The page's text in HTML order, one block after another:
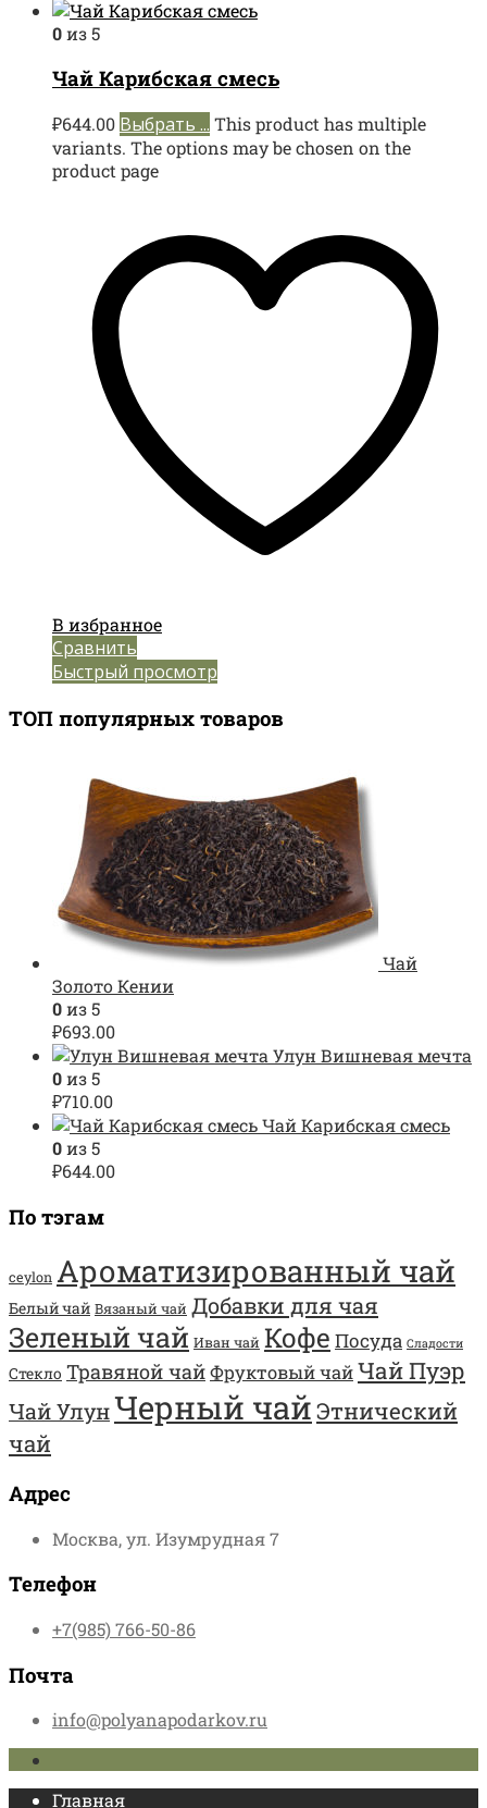
0из 5
Чай Карибская смесь
₽644.00 Выбрать ... This product has multiple
variants. The options may be chosen on the
product page
В избранное
Сравнить
Быстрый просмотр
ТОП популярных товаров
Чай
Золото Кении
0из 5
₽693.00
Улун Вишневая мечта
0из 5
₽710.00
Чай Карибская смесь
0из 5
₽644.00
По тэгам
ceylon Ароматизированный чай
Белый чай Вязаный чай Добавки для чая
Зеленый чай Иван чай Кофе Посуда Сладости
Стекло Травяной чайФруктовый чайЧай Пуэр
Чай УлунЧерный чайЭтнический
чай
Адрес
Москва, ул. Изумрудная 7
Телефон
+7(985) 766-50-86
Почта
info@polyanapodarkov.ru
Главная